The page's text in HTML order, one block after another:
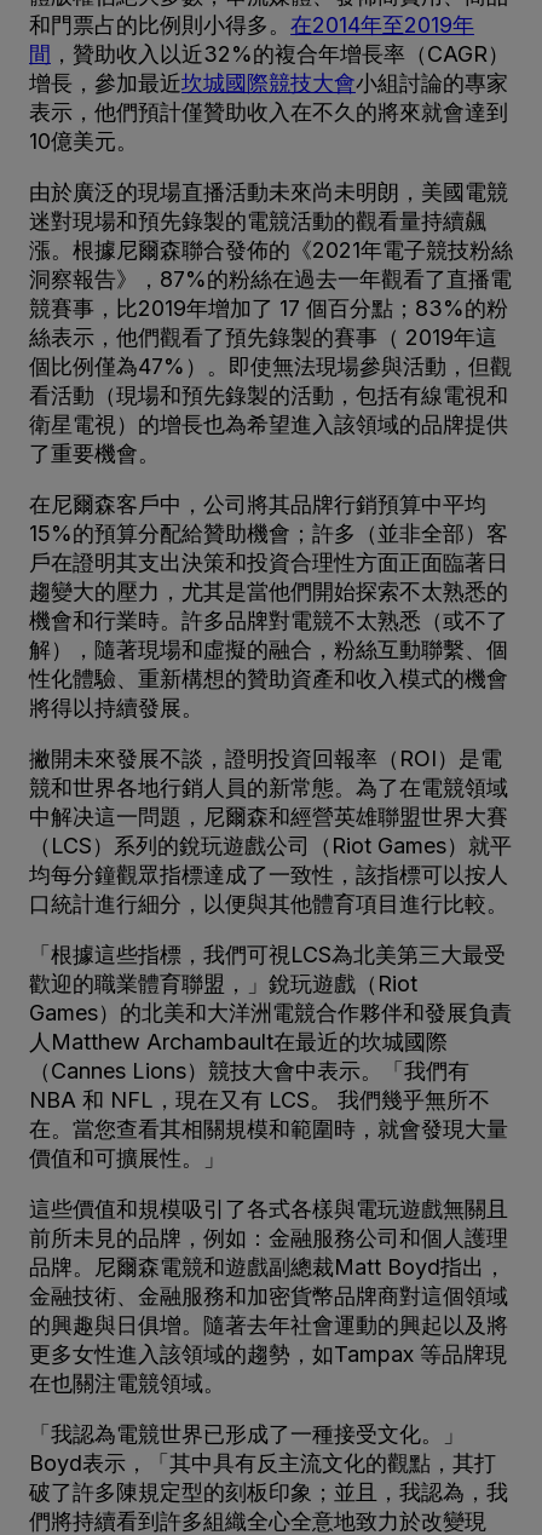
和門票占的比例則小得多。 在2014年至2019年
間 ，贊助收入以近32%的複合年增長率（CAGR）
增長，參加最近坎城國際競技大會小組討論的專家
表示，他們預計僅贊助收入在不久的將來就會達到
10億美元。
由於廣泛的現場直播活動未來尚未明朗，美國電競
迷對現場和預先錄製的電競活動的觀看量持續飆
漲。根據尼爾森聯合發佈的《2021年電子競技粉絲
洞察報告》，87%的粉絲在過去一年觀看了直播電
競賽事，比2019年增加了 17 個百分點；83%的粉
絲表示，他們觀看了預先錄製的賽事（ 2019年這
個比例僅為47%）。即使無法現場參與活動，但觀
看活動（現場和預先錄製的活動，包括有線電視和
衛星電視）的增長也為希望進入該領域的品牌提供
了重要機會。
在尼爾森客戶中，公司將其品牌行銷預算中平均
15%的預算分配給贊助機會；許多（並非全部）客
戶在證明其支出決策和投資合理性方面正面臨著日
趨變大的壓力，尤其是當他們開始探索不太熟悉的
機會和行業時。許多品牌對電競不太熟悉（或不了
解），隨著現場和虛擬的融合，粉絲互動聯繫、個
性化體驗、重新構想的贊助資產和收入模式的機會
將得以持續發展。
撇開未來發展不談，證明投資回報率（ROI）是電
競和世界各地行銷人員的新常態。為了在電競領域
中解决這一問題，尼爾森和經營英雄聯盟世界大賽
（LCS）系列的銳玩遊戲公司（Riot Games）就平
均每分鐘觀眾指標達成了一致性，該指標可以按人
口統計進行細分，以便與其他體育項目進行比較。
「根據這些指標，我們可視LCS為北美第三大最受
歡迎的職業體育聯盟，」銳玩遊戲（Riot
Games）的北美和大洋洲電競合作夥伴和發展負責
人Matthew Archambault在最近的坎城國際
（Cannes Lions）競技大會中表示。「我們有
NBA 和 NFL，現在又有 LCS。 我們幾乎無所不
在。當您查看其相關規模和範圍時，就會發現大量
價值和可擴展性。」
這些價值和規模吸引了各式各樣與電玩遊戲無關且
前所未見的品牌，例如：金融服務公司和個人護理
品牌。尼爾森電競和遊戲副總裁Matt Boyd指出，
金融技術、金融服務和加密貨幣品牌商對這個領域
的興趣與日俱增。隨著去年社會運動的興起以及將
更多女性進入該領域的趨勢，如Tampax 等品牌現
在也關注電競領域。
「我認為電競世界已形成了一種接受文化。」
Boyd表示，「其中具有反主流文化的觀點，其打
破了許多陳規定型的刻板印象；並且，我認為，我
們將持續看到許多組織全心全意地致力於改變現